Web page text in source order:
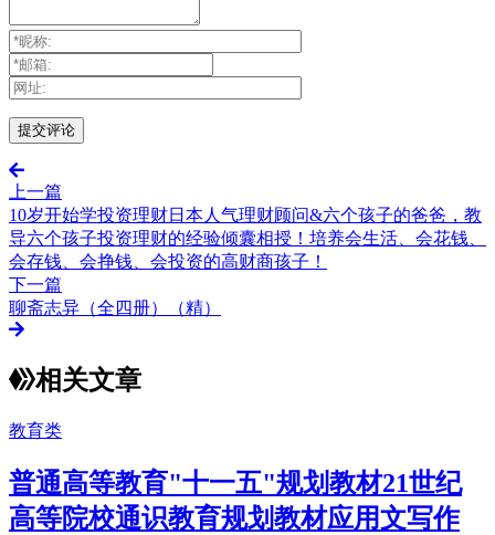
上一篇
10岁开始学投资理财日本人气理财顾问&六个孩子的爸爸，教
导六个孩子投资理财的经验倾囊相授！培养会生活、会花钱、
会存钱、会挣钱、会投资的高财商孩子！
下一篇
聊斋志异（全四册）（精）
相关文章
教育类
普通高等教育"十一五"规划教材21世纪
高等院校通识教育规划教材应用文写作